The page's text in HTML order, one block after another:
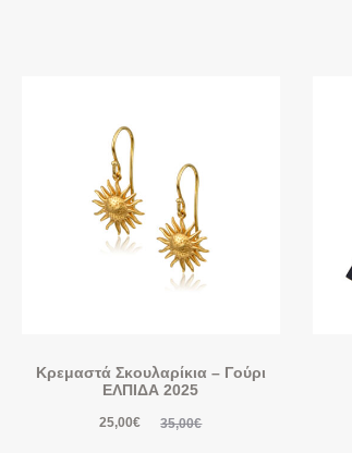
Κρεμαστά Σκουλαρίκια – Γούρι
ΕΛΠΙΔΑ 2025
35,00€
25,00€